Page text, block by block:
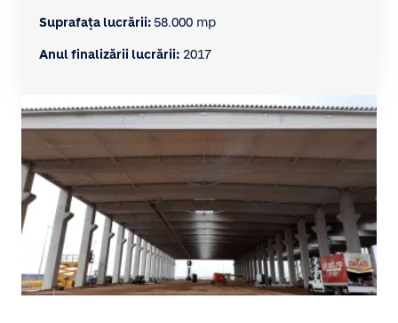
Suprafața lucrării: 58.000 mp
Anul finalizării lucrării: 2017